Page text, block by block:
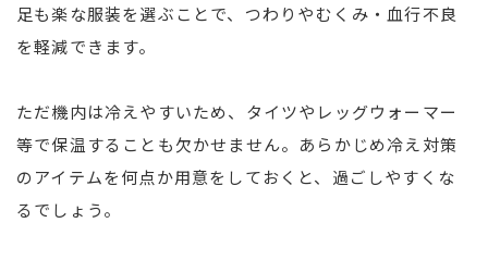
足も楽な服装を選ぶことで、つわりやむくみ・血行不良
を軽減できます。
ただ機内は冷えやすいため、タイツやレッグウォーマー
等で保温することも欠かせません。あらかじめ冷え対策
のアイテムを何点か用意をしておくと、過ごしやすくな
るでしょう。